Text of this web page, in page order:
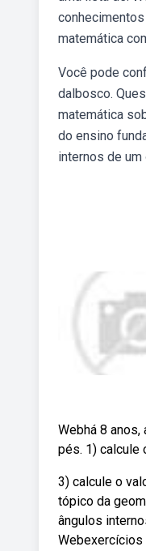
matemática
Você pode
dalbosco.
matemática
do ensino
internos de um
Webhá 8
pés. 1) calcule
3) calcule o
tópico da
ângulos
Webexercícios